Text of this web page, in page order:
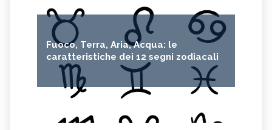
Fuoco, Terra, Aria, Acqua: le
caratteristiche dei 12 segni zodiacali